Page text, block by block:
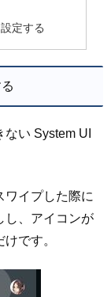
定する
い System UI
ワイプした際に
し、アイコンが
です。